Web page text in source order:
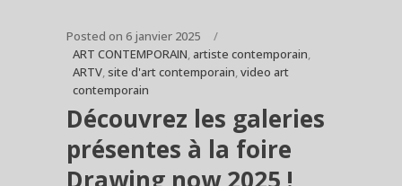
Posted on 6 janvier 2025
ART CONTEMPORAIN, artiste contemporain,
ARTV,site d'art contemporain,video art
contemporain
Découvrez les galeries
présentes à la foire